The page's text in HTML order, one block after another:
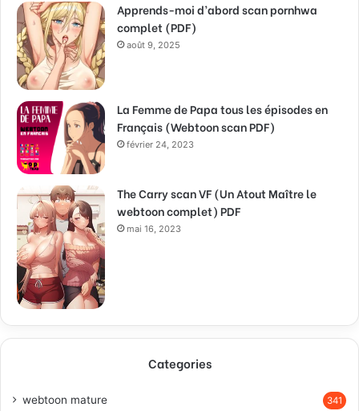
Apprends-moi d’abord scan pornhwa
complet (PDF)
août 9, 2025
La Femme de Papa tous les épisodes en
Français (Webtoon scan PDF)
février 24, 2023
The Carry scan VF (Un Atout Maître le
webtoon complet) PDF
mai 16, 2023
Categories
webtoon mature 341